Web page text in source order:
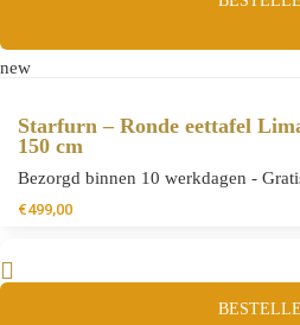
new
Starfurn – Ronde eettafel
150 cm
Bezorgd binnen 10 werkdagen -
€499,00